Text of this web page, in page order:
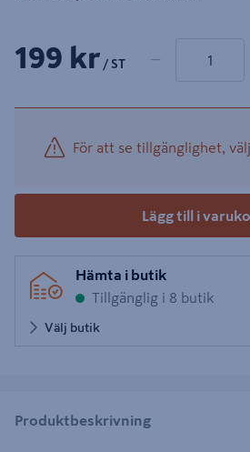
199 kr / ST −
För att se tillgänglighet,
Lägg till i
Hämta i butik
Tillgänglig i 8 butik
Välj butik
Produktbeskrivning